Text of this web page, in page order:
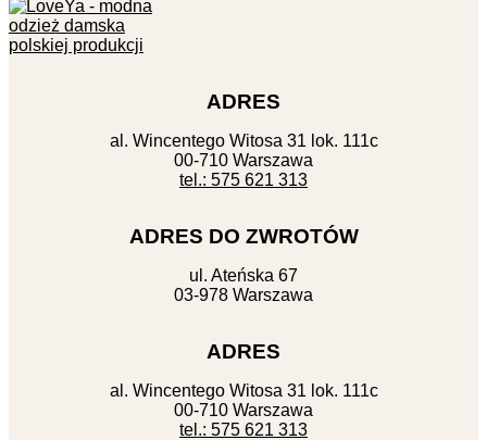
ADRES
al. Wincentego Witosa 31 lok. 111c
00-710 Warszawa
tel.: 575 621 313
ADRES DO ZWROTÓW
ul. Ateńska 67
03-978 Warszawa
ADRES
al. Wincentego Witosa 31 lok. 111c
00-710 Warszawa
tel.: 575 621 313